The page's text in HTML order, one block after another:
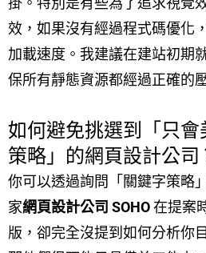
效，如果沒有經過程式碼優化
加載速度。我建議在建站初期
保所有靜態資源都經過正確的
如何避免挑選到「只會
策略」的網頁設計公司
你可以透過詢問「關鍵字策略
家網頁設計公司 SOHO在提案
版，卻完全沒提到如何分析你